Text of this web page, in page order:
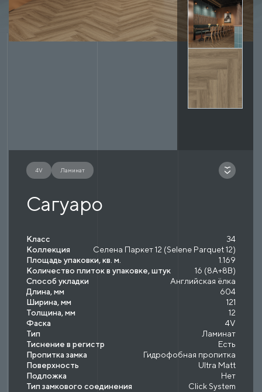
4V Ламинат
Сагуаро
Класс
34
Коллекция
Селена Паркет 12 (Selene Parquet 12)
Площадь упаковки, кв. м.
1.169
Количество плиток в упаковке, штук
16 (8A+8B)
Способ укладки
Английская ёлка
Длина, мм
604
Ширина, мм
121
Толщина, мм
12
Фаска
4V
Тип
Ламинат
Тиснение в регистр
Есть
Пропитка замка
Гидрофобная пропитка
Поверхность
Ultra Matt
Подложка
Нет
Тип замкового соединения
Click System